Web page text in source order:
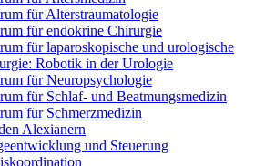
für Alterstraumatologie
für endokrine Chirurgie
für laparoskopische und urologische
Robotik in der Urologie
für Neuropsychologie
für Schlaf- und Beatmungsmedizin
für Schmerzmedizin
Alexianern
und Steuerung